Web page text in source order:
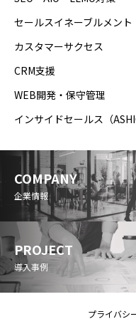
セールスイネーブルメント
カスタマーサクセス
CRM支援
WEB開発・保守管理
インサイドセールス（
COMPANY
企業情報
PROJECT
導入事例
プライバシ